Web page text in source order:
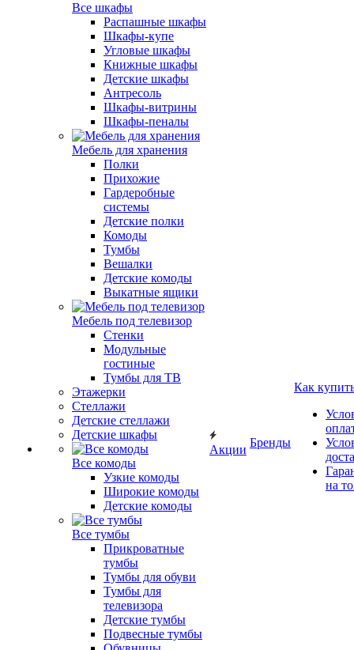
Все шкафы
Распашные шкафы
Шкафы-купе
Угловые шкафы
Книжные шкафы
Детские шкафы
Антресоль
Шкафы-витрины
Шкафы-пеналы
Мебель для хранения
Полки
Прихожие
Гардеробные
системы
Детские полки
Комоды
Тумбы
Вешалки
Детские комоды
Выкатные ящики
Мебель под телевизор
Стенки
Модульные
гостиные
Тумбы для ТВ
Этажерки
Стеллажи
Детские стеллажи
Детские шкафы
Все комоды
Узкие комоды
Широкие комоды
Детские комоды
Все тумбы
Прикроватные
тумбы
Тумбы для обуви
Тумбы для
телевизора
Детские тумбы
Подвесные тумбы
Акции
Бренды
Как
на